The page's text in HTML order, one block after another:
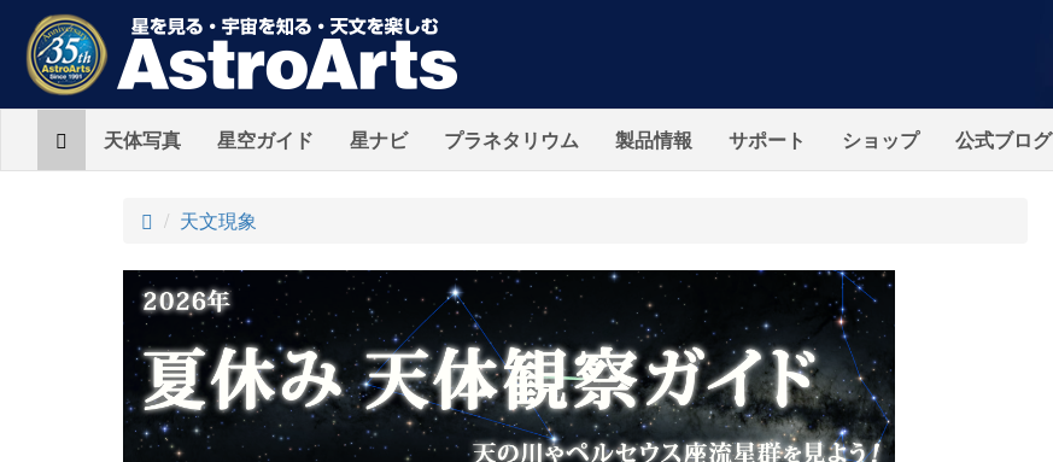
Home天体写真 星空ガイド 星ナビ プラネタリウム 製品情報 サポート ショップ 公式ブログ
ト
プ
天文現象